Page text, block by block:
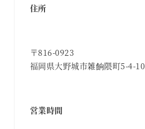
住所
〒816-0923
福岡県大野城市雑餉隈町5-4-10
営業時間